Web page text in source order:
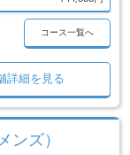
コース一覧へ
詳細を見る
ンズ）